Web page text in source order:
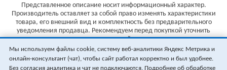
Представленное описание носит информационный характер.
Производитель оставляет за собой право изменять характеристики
товара, его внешний вид и комплектность без предварительного
уведомления продавца. Рекомендуем перед покупкой уточнить
характеристики товара на сайте производителя.
Указанные цены не являются публичной офертой (ст.435 ГК РФ).
Стоимость и наличие товара уточняйте у менеджера.
Мы используем файлы cookie, систему веб-аналитики Яндекс Метрика и
онлайн-консультант (чат), чтобы сайт работал корректно и был удобнее.
Без согласия аналитика и чат не подключаются. Подробнее об обработке